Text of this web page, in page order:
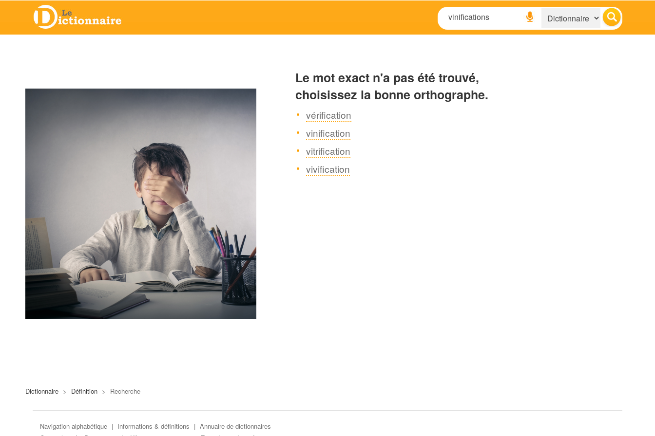
Le mot exact n'a pas été trouvé,
choisissez la bonne orthographe.
vérification
vinification
vitrification
vivification
Dictionnaire > Définition > Recherche
Navigation alphabétique | Informations & définitions | Annuaire de dictionnaires